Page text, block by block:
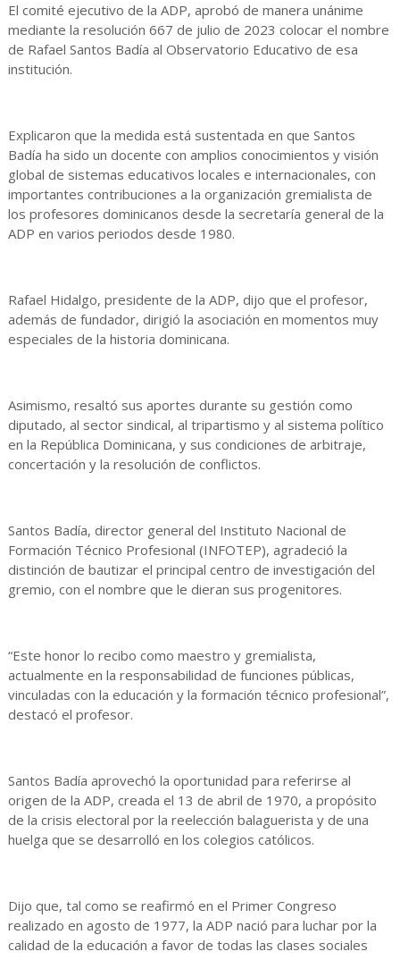
El comité ejecutivo de la ADP, aprobó de manera unánime
mediante la resolución 667 de julio de 2023 colocar el nombre
de Rafael Santos Badía al Observatorio Educativo de esa
institución.
Explicaron que la medida está sustentada en que Santos
Badía ha sido un docente con amplios conocimientos y visión
global de sistemas educativos locales e internacionales, con
importantes contribuciones a la organización gremialista de
los profesores dominicanos desde la secretaría general de la
ADP en varios periodos desde 1980.
Rafael Hidalgo, presidente de la ADP, dijo que el profesor,
además de fundador, dirigió la asociación en momentos muy
especiales de la historia dominicana.
Asimismo, resaltó sus aportes durante su gestión como
diputado, al sector sindical, al tripartismo y al sistema político
en la República Dominicana, y sus condiciones de arbitraje,
concertación y la resolución de conflictos.
Santos Badía, director general del Instituto Nacional de
Formación Técnico Profesional (INFOTEP), agradeció la
distinción de bautizar el principal centro de investigación del
gremio, con el nombre que le dieran sus progenitores.
“Este honor lo recibo como maestro y gremialista,
actualmente en la responsabilidad de funciones públicas,
vinculadas con la educación y la formación técnico profesional”,
destacó el profesor.
Santos Badía aprovechó la oportunidad para referirse al
origen de la ADP, creada el 13 de abril de 1970, a propósito
de la crisis electoral por la reelección balaguerista y de una
huelga que se desarrolló en los colegios católicos.
Dijo que, tal como se reafirmó en el Primer Congreso
realizado en agosto de 1977, la ADP nació para luchar por la
calidad de la educación a favor de todas las clases sociales